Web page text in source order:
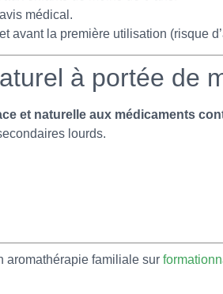
médical.
avant la première utilisation (risque
à portée de
et naturelle aux médicaments
lourds.
aromathérapie familiale sur